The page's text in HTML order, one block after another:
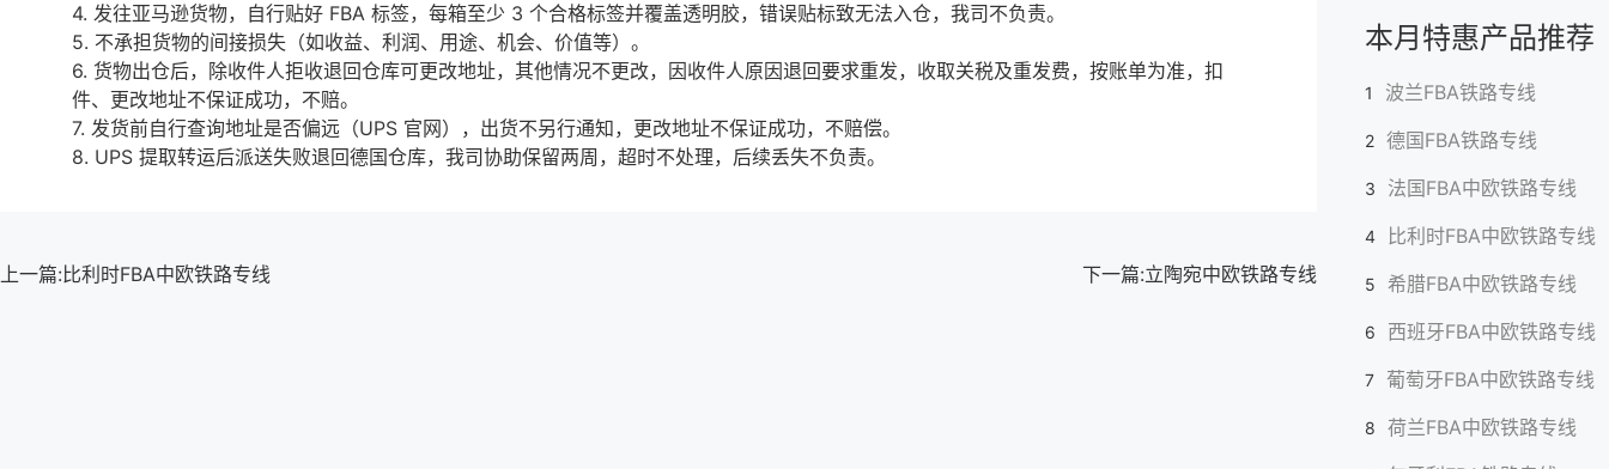
4. 发往亚马逊货物，自行贴好 FBA 标签，每箱至少 3 个合格标签并覆盖透明胶，错误贴标致无法入仓，我司不负责。
5. 不承担货物的间接损失（如收益、利润、用途、机会、价值等）。
6. 货物出仓后，除收件人拒收退回仓库可更改地址，其他情况不更改，因收件人原因退回要求重发，收取关税及重发费，按账单为准，扣
件、更改地址不保证成功，不赔。
7. 发货前自行查询地址是否偏远（UPS 官网），出货不另行通知，更改地址不保证成功，不赔偿。
8. UPS 提取转运后派送失败退回德国仓库，我司协助保留两周，超时不处理，后续丢失不负责。
上一篇: 比利时FBA中欧铁路专线 下一篇:立陶宛中欧铁路专线
本月特惠产品推荐
1 波兰FBA铁路专线
2 德国FBA铁路专线
3 法国FBA中欧铁路专线
4 比利时FBA中欧铁路专线
5 希腊FBA中欧铁路专线
6 西班牙FBA中欧铁路专线
7 葡萄牙FBA中欧铁路专线
8 荷兰FBA中欧铁路专线